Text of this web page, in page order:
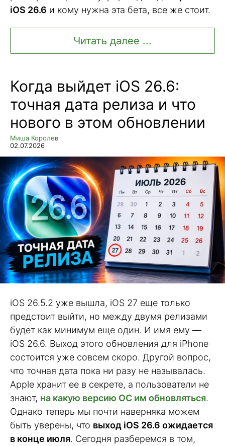
iOS 26.6 и кому нужна эта бета, все же стоит.
Читать далее ...
Когда выйдет iOS 26.6:
точная дата релиза и что
нового в этом обновлении
Миша Королев
02.07.2026
iOS 26.5.2 уже вышла, iOS 27 еще только
предстоит выйти, но между двумя релизами
будет как минимум еще один. И имя ему —
iOS 26.6. Выход этого обновления для iPhone
состоится уже совсем скоро. Другой вопрос,
что точная дата пока ни разу не называлась.
Apple хранит ее в секрете, а пользователи не
знают, на какую версию ОС им обновляться.
Однако теперь мы почти наверняка можем
быть уверены, что выход iOS 26.6 ожидается
в конце июля. Сегодня разберемся в том,